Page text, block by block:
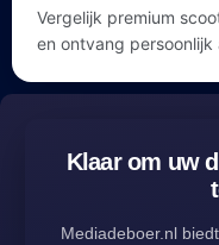
Vergelijk premium
en ontvang
Klaar om uw
Mediadeboer.nl